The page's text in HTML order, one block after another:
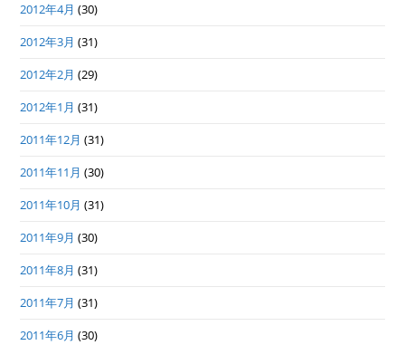
2012年4月 (30)
2012年3月 (31)
2012年2月 (29)
2012年1月 (31)
2011年12月 (31)
2011年11月 (30)
2011年10月 (31)
2011年9月 (30)
2011年8月 (31)
2011年7月 (31)
2011年6月 (30)